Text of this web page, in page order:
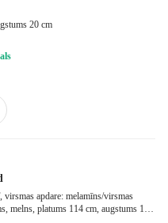
20 cm
apdare: melamīns/virsmas
melns, platums 114 cm, augstums 185